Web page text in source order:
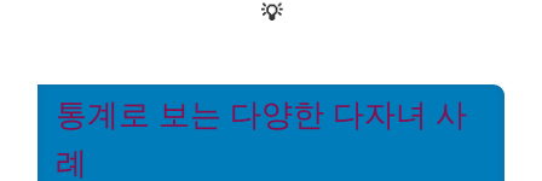
💡
통계로 보는 다양한 다자녀 사
례